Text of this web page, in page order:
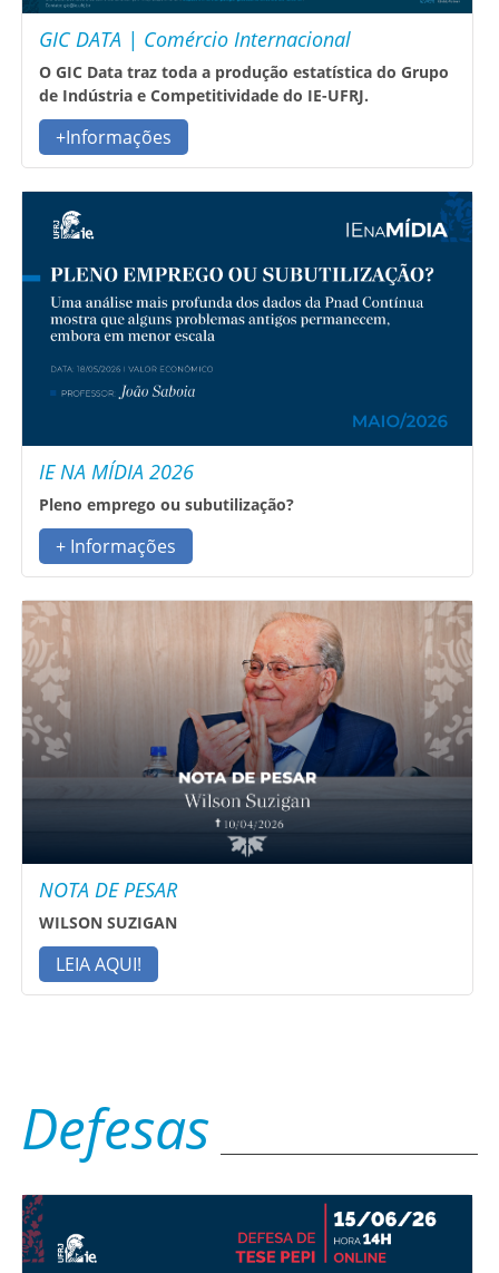
GIC DATA | Comércio Internacional
O GIC Data traz toda a produção estatística do Grupo
de Indústria e Competitividade do IE-UFRJ.
+Informações
IE NA MÍDIA 2026
Pleno emprego ou subutilização?
+ Informações
NOTA DE PESAR
WILSON SUZIGAN
LEIA AQUI!
Defesas